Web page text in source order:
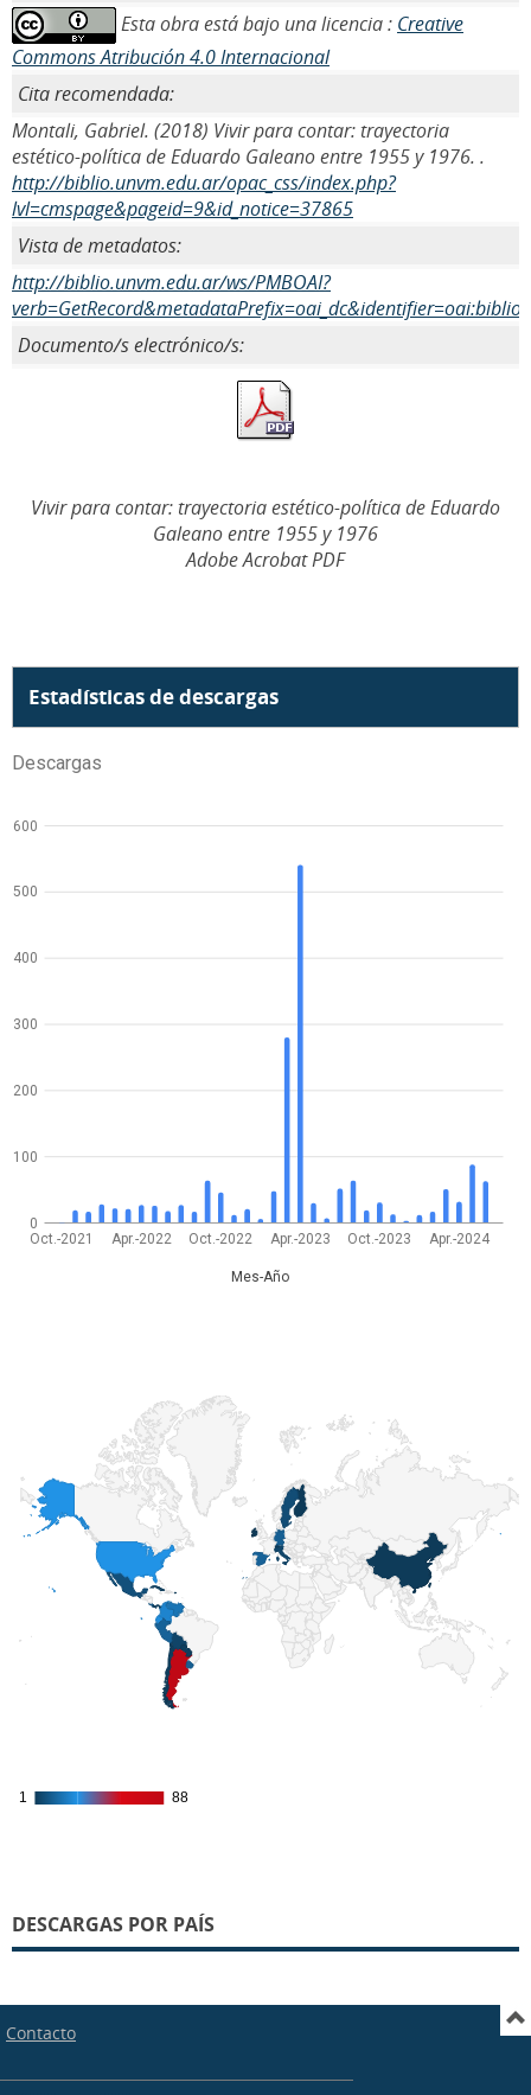
Esta obra está bajo una licencia : Creative
Commons Atribución 4.0 Internacional
Cita recomendada:
Montali, Gabriel. (2018) Vivir para contar: trayectoria
estético-política de Eduardo Galeano entre 1955 y 1976. .
http://biblio.unvm.edu.ar/opac_css/index.php?
lvl=cmspage&pageid=9&id_notice=37865
Vista de metadatos:
http://biblio.unvm.edu.ar/ws/PMBOAI?
Documento/s electrónico/s:
Vivir para contar: trayectoria estético-política de Eduardo
Galeano entre 1955 y 1976
Adobe Acrobat PDF
Estadísticas de descargas
Descargas
Oct.-2021 Apr.-2022 Oct.-2022 Apr.-2023 Oct.-2023 Apr.-2024
Mes-Año
0
100
200
300
400
500
600
1
1 88
88
DESCARGAS POR PAÍS
Contacto